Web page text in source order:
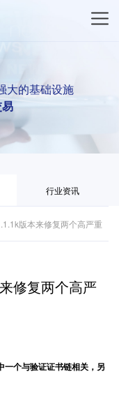
大的基础设施
行业资讯
版本来修复两个高严重
修复两个高严
一个与验证证书链相关，另